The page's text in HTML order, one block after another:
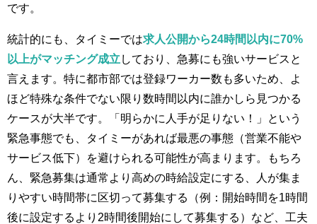
です。
統計的にも、タイミーでは求人公開から24時間以内に70%
以上がマッチング成立 しており​、急募にも強いサービスと
言えます。特に都市部では登録ワーカー数も多いため、よ
ほど特殊な条件でない限り数時間以内に誰かしら見つかる
ケースが大半です。「明らかに人手が足りない！」という
緊急事態でも、タイミーがあれば最悪の事態（営業不能や
サービス低下）を避けられる可能性が高まります。もちろ
ん、緊急募集は通常より高めの時給設定にする、人が集ま
りやすい時間帯に区切って募集する（例：開始時間を1時間
後に設定するより2時間後開始にして募集する）など、工夫